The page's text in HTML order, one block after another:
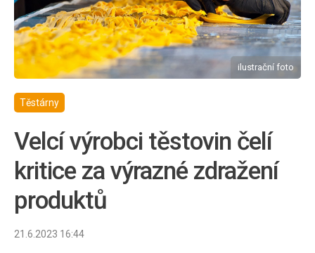
ilustrační foto
Těstárny
Velcí výrobci těstovin čelí
kritice za výrazné zdražení
produktů
21.6.2023 16:44